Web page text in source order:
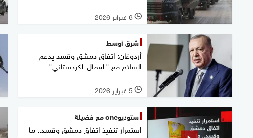
l 6 فبراير 2026
شرق أوسط
أردوغان: اتفاق دمشق وقسد يدعم
السلام مع "العمال الكردستاني"
l 5 فبراير 2026
ستوديوone مع فضيلة
استمرار تنفيذ اتفاق دمشق وقسد.. ما